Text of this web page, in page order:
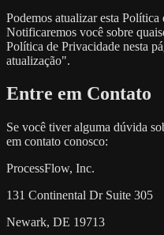
Podemos atualizar esta
Notificaremos você sobre
Política de Privacidade nesta
atualização".
Entre em Contato
Se você tiver alguma dúvida
em contato conosco:
ProcessFlow, Inc.
131 Continental Dr Suite 305
Newark, DE 19713